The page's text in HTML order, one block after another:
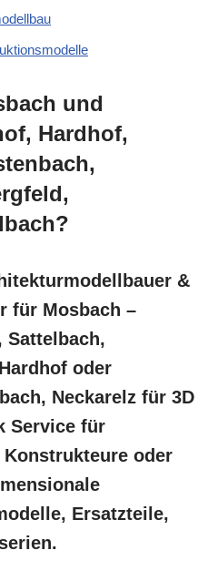
und
Hardhof,
&
für Mosbach –
Sattelbach,
oder
Neckarelz für 3D
Service für
oder
Ersatzteile,